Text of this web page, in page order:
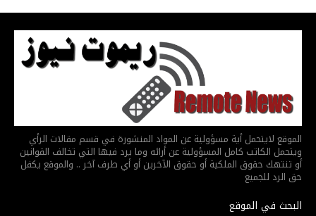
الموقع لايتحمل أية مسؤولية عن المواد المنشورة في قسم مقالات الرأي
ويتحمل الكاتب كامل المسؤولية عن أرائه وما يرد فيها التي تخالف القوانين
أو تنتهك حقوق الملكية أو حقوق الآخرين أو أي طرف آخر .. والموقع يكفل
حق الرد للجميع
البحث في الموقع